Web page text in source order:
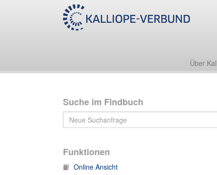
Über
Suche im Findbuch
Funktionen
Online Ansicht
Briefe aus dem Freundeskreis von Adam Friedrich Oeser